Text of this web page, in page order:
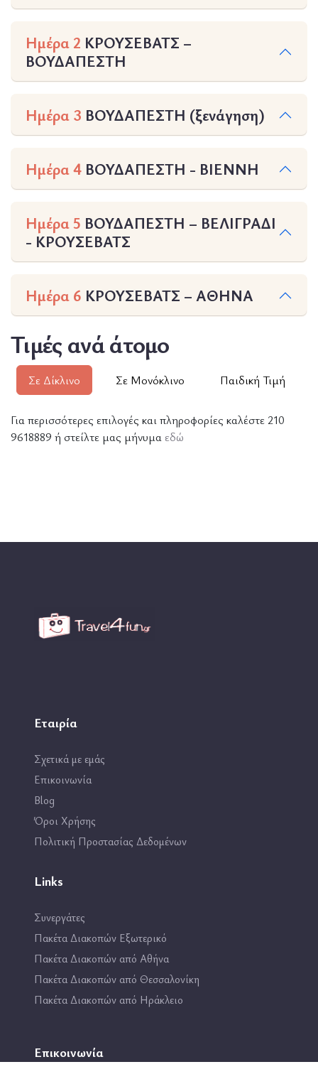
Ημέρα 2 ΚΡΟΥΣΕΒΑΤΣ –
ΒΟΥΔΑΠΕΣΤΗ
Ημέρα 3 ΒΟΥΔΑΠΕΣΤΗ (ξενάγηση)
Ημέρα 4 ΒΟΥΔΑΠΕΣΤΗ - ΒΙΕΝΝΗ
Ημέρα 5 ΒΟΥΔΑΠΕΣΤΗ – BEΛΙΓΡΑΔΙ
- ΚΡΟΥΣΕΒΑΤΣ
Ημέρα 6 ΚΡΟΥΣΕΒΑΤΣ – ΑΘΗΝΑ
Τιμές ανά άτομο
Σε Δίκλινο Σε Μονόκλινο Παιδική Τιμή
Για περισσότερες επιλογές και πληροφορίες καλέστε 210
9618889 ή στείλτε μας μήνυμα εδώ
Εταιρία
Σχετικά με εμάς
Επικοινωνία
Blog
Όροι Χρήσης
Πολιτική Προστασίας Δεδομένων
Links
Συνεργάτες
Πακέτα Διακοπών Εξωτερικό
Πακέτα Διακοπών από Αθήνα
Πακέτα Διακοπών από Θεσσαλονίκη
Πακέτα Διακοπών από Ηράκλειο
Επικοινωνία